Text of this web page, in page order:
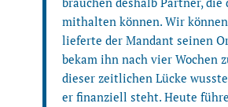
mithalten können. Wir
lieferte der Mandant seinen
bekam ihn nach vier Wochen
dieser zeitlichen Lücke
er finanziell steht. Heute